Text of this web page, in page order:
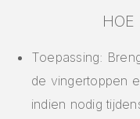
HOE
Toepassing:
de vingertoppen
indien nodig